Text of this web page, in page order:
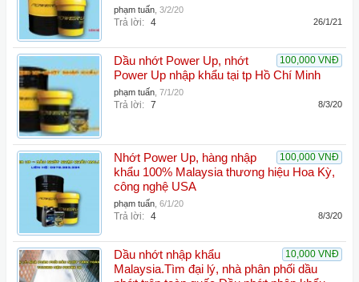
phạm tuấn 3/2/20
Trả lời: 4 26/1/21
100,000 VNĐ
Dầu nhớt Power Up, nhớt
Power Up nhập khẩu tại tp Hồ Chí Minh
phạm tuấn 7/1/20
Trả lời: 7 8/3/20
100,000 VNĐ
Nhớt Power Up, hàng nhập
khẩu 100% Malaysia thương hiệu Hoa Kỳ,
công nghệ USA
phạm tuấn 6/1/20
Trả lời: 4 8/3/20
10,000 VNĐ
Dầu nhớt nhập khẩu
Malaysia.Tìm đại lý, nhà phân phối dầu